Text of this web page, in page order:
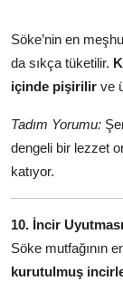
Söke’nin en
da sıkça tüketilir.
içinde pişirilir ve
Tadım Yorumu:
dengeli bir lezzet
katıyor.
10. İncir Uyutması
Söke mutfağının
kurutulmuş